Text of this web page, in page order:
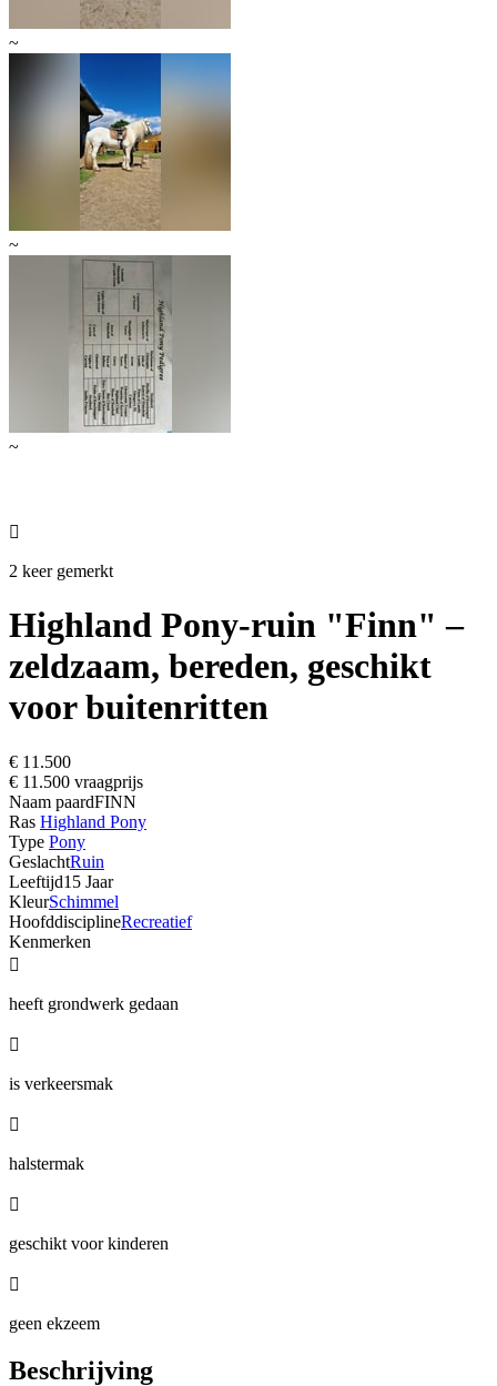
~
~
~

2 keer gemerkt
Highland Pony-ruin "Finn" –
zeldzaam, bereden, geschikt
voor buitenritten
€ 11.500
€ 11.500 vraagprijs
Naam paardFINN
Ras Highland Pony
Type Pony
GeslachtRuin
Leeftijd15 Jaar
KleurSchimmel
HoofddisciplineRecreatief
Kenmerken

heeft grondwerk gedaan

is verkeersmak

halstermak

geschikt voor kinderen

geen ekzeem
Beschrijving